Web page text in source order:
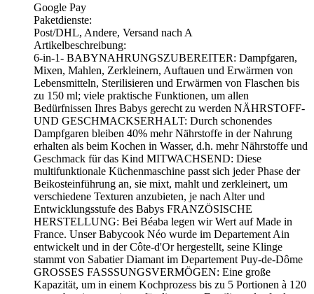
Google Pay
Paketdienste:
Post/DHL, Andere, Versand nach A
Artikelbeschreibung:
6-in-1- BABYNAHRUNGSZUBEREITER: Dampfgaren,
Mixen, Mahlen, Zerkleinern, Auftauen und Erwärmen von
Lebensmitteln, Sterilisieren und Erwärmen von Flaschen bis
zu 150 ml; viele praktische Funktionen, um allen
Bedürfnissen Ihres Babys gerecht zu werden NÄHRSTOFF-
UND GESCHMACKSERHALT: Durch schonendes
Dampfgaren bleiben 40% mehr Nährstoffe in der Nahrung
erhalten als beim Kochen in Wasser, d.h. mehr Nährstoffe und
Geschmack für das Kind MITWACHSEND: Diese
multifunktionale Küchenmaschine passt sich jeder Phase der
Beikosteinführung an, sie mixt, mahlt und zerkleinert, um
verschiedene Texturen anzubieten, je nach Alter und
Entwicklungsstufe des Babys FRANZÖSISCHE
HERSTELLUNG: Bei Béaba legen wir Wert auf Made in
France. Unser Babycook Néo wurde im Departement Ain
entwickelt und in der Côte-d'Or hergestellt, seine Klinge
stammt von Sabatier Diamant im Departement Puy-de-Dôme
GROSSES FASSSUNGSVERMÖGEN: Eine große
Kapazität, um in einem Kochprozess bis zu 5 Portionen à 120